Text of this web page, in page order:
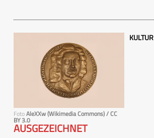
FotoAleXXw (Wikimedia Commons) / CC
BY 3.0
KULTUR
AUSGEZEICHNET